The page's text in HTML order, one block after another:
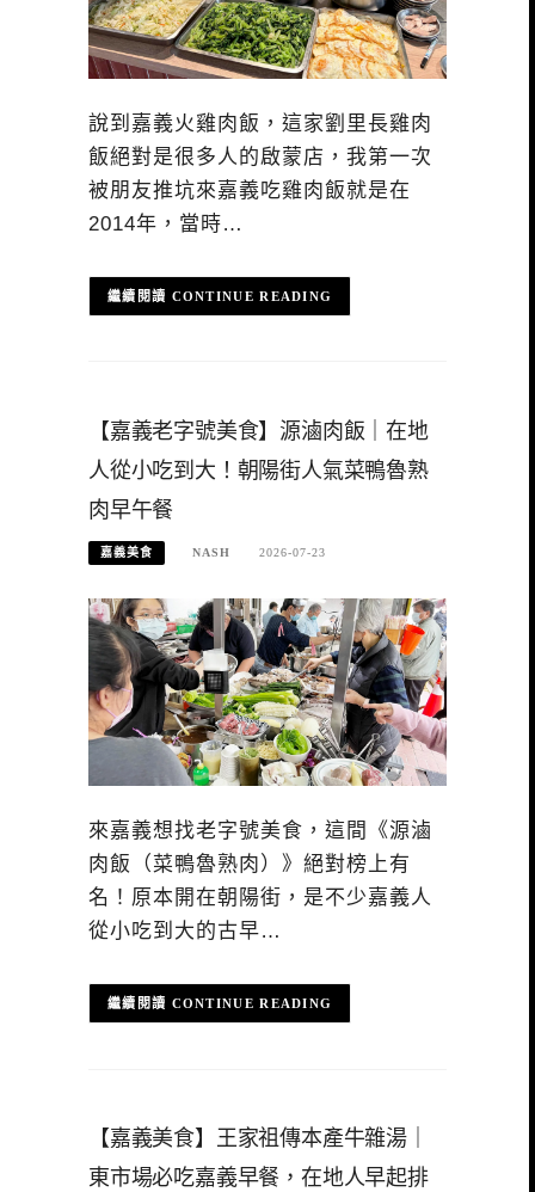
說到嘉義火雞肉飯，這家劉里長雞肉
飯絕對是很多人的啟蒙店，我第一次
被朋友推坑來嘉義吃雞肉飯就是在
2014年，當時…
CONTINUE READING
【嘉義老字號美食】源滷肉飯｜在地
人從小吃到大！朝陽街人氣菜鴨魯熟
肉早午餐
嘉義美食 NASH 2026-07-23
來嘉義想找老字號美食，這間《源滷
肉飯（菜鴨魯熟肉）》絕對榜上有
名！原本開在朝陽街，是不少嘉義人
從小吃到大的古早…
CONTINUE READING
【嘉義美食】王家祖傳本產牛雜湯｜
東市場必吃嘉義早餐，在地人早起排